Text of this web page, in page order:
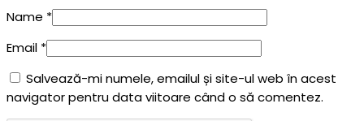
Name *
Email *
Salvează-mi numele, emailul și site-ul web în acest
navigator pentru data viitoare când o să comentez.